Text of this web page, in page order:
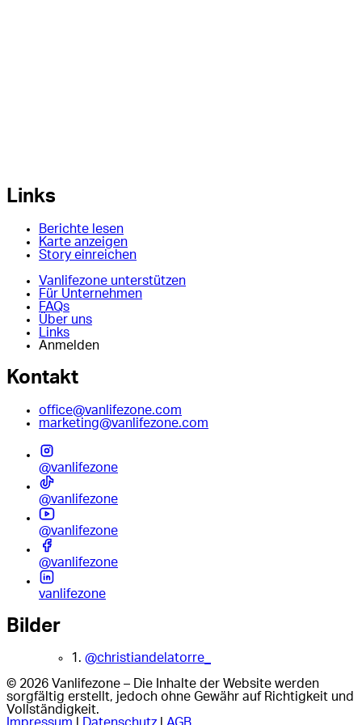
Links
Berichte lesen
Karte anzeigen
Story einreichen
Vanlifezone unterstützen
Für Unternehmen
FAQs
Über uns
Links
Anmelden
Kontakt
office@vanlifezone.com
marketing@vanlifezone.com
@vanlifezone
@vanlifezone
@vanlifezone
@vanlifezone
vanlifezone
Bilder
1. @christiandelatorre_
© 2026 Vanlifezone – Die Inhalte der Website werden
sorgfältig erstellt, jedoch ohne Gewähr auf Richtigkeit und
Vollständigkeit.